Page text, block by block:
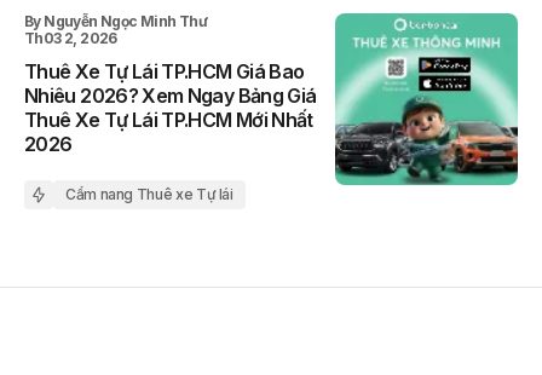
By Nguyễn Ngọc Minh Thư
Th03 2, 2026
Thuê Xe Tự Lái TP.HCM Giá Bao
Nhiêu 2026? Xem Ngay Bảng Giá
Thuê Xe Tự Lái TP.HCM Mới Nhất
2026
Cẩm nang Thuê xe Tự lái